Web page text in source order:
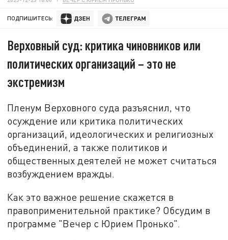
ПОДПИШИТЕСЬ:
Верховный суд: критика чиновников или
политических организаций – это не
экстремизм
Пленум Верховного суда разъяснил, что
осуждение или критика политических
организаций, идеологических и религиозных
объединений, а также политиков и
общественных деятелей не может считаться
возбуждением вражды.
Как это важное решение скажется в
правоприменительной практике? Обсудим в
программе "Вечер с Юрием Пронько".